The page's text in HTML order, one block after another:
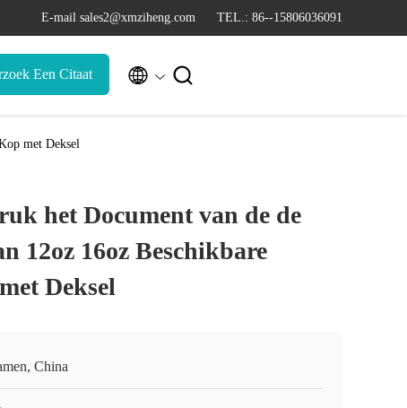
E-mail sales2@xmziheng.com TEL.: 86--15806036091
Een Citaat  
met Deksel
het Document van de de
12oz 16oz Beschikbare
Deksel
China